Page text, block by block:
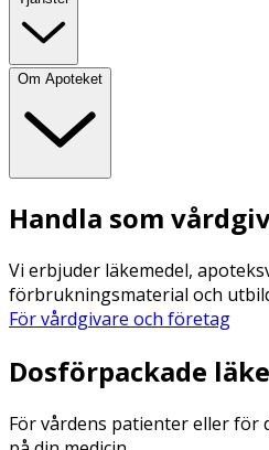
Om Apoteket
Handla som
Vi erbjuder läkemedel,
förbrukningsmaterial och
För vårdgivare och företag
Dosförpackade
För vårdens patienter eller för